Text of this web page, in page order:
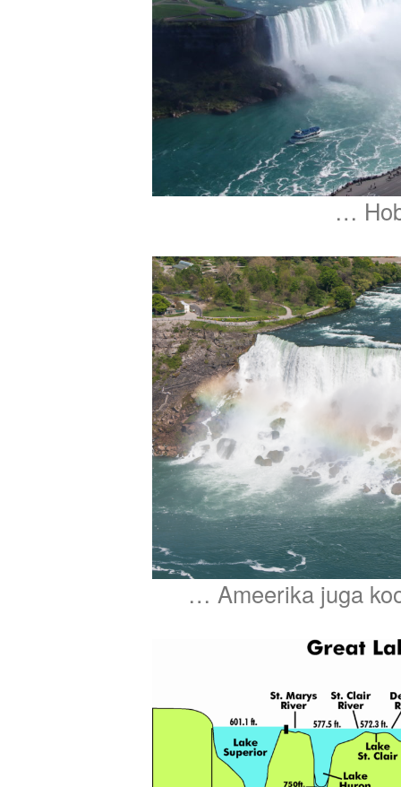
…
… Ameerika juga